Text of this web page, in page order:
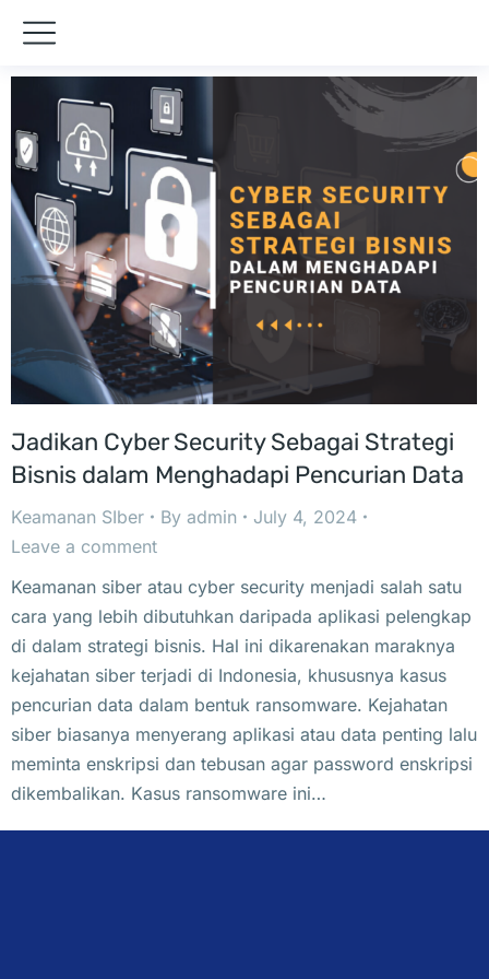
Jadikan Cyber Security Sebagai Strategi
Bisnis dalam Menghadapi Pencurian Data
Keamanan SIber By admin
July 4, 2024
Leave a comment
Keamanan siber atau cyber security menjadi salah satu
cara yang lebih dibutuhkan daripada aplikasi pelengkap
di dalam strategi bisnis. Hal ini dikarenakan maraknya
kejahatan siber terjadi di Indonesia, khususnya kasus
pencurian data dalam bentuk ransomware. Kejahatan
siber biasanya menyerang aplikasi atau data penting lalu
meminta enskripsi dan tebusan agar password enskripsi
dikembalikan. Kasus ransomware ini…